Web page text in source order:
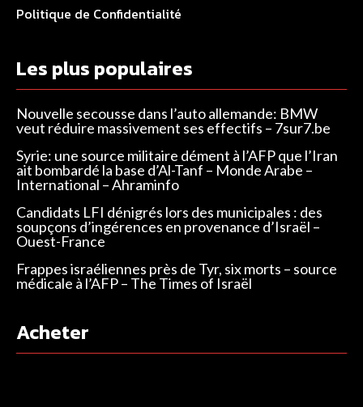
Politique de Confidentialité
Les plus populaires
Nouvelle secousse dans l’auto allemande: BMW
veut réduire massivement ses effectifs – 7sur7.be
Syrie: une source militaire dément à l’AFP que l’Iran
ait bombardé la base d’Al-Tanf – Monde Arabe –
International – Ahraminfo
Candidats LFI dénigrés lors des municipales : des
soupçons d’ingérences en provenance d’Israël –
Ouest-France
Frappes israéliennes près de Tyr, six morts – source
médicale à l’AFP – The Times of Israël
Acheter